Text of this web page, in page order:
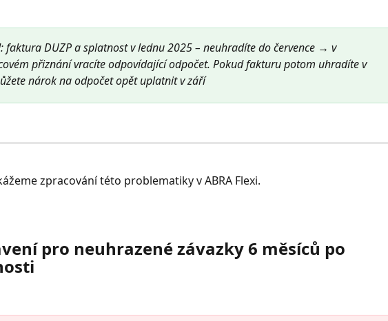
faktura DUZP a splatnost v lednu 2025 – neuhradíte do července → v
přiznání vracíte odpovídající odpočet. Pokud fakturu potom uhradíte v
nárok na odpočet opět uplatnit v září
zpracování této problematiky v ABRA Flexi.
pro neuhrazené závazky 6 měsíců po